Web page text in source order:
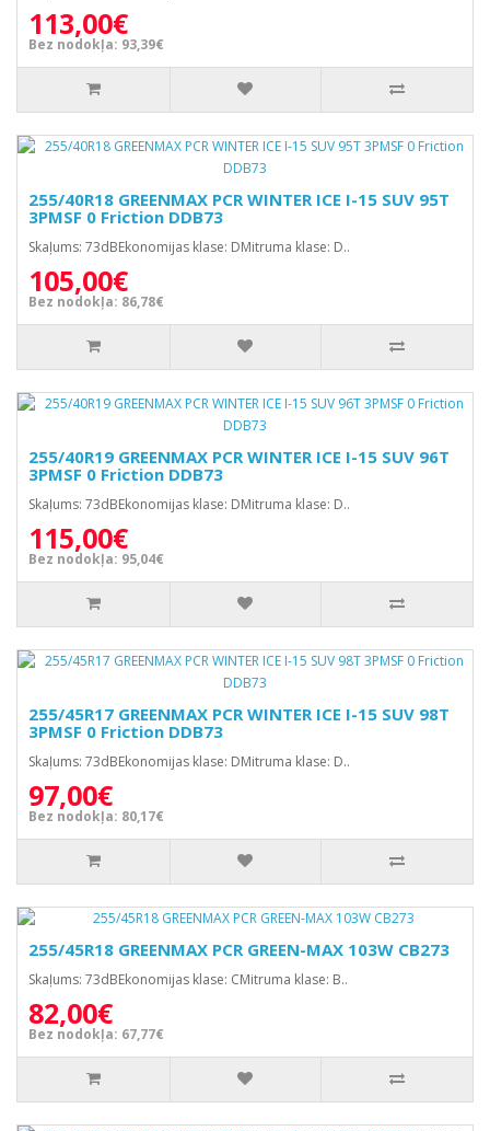
113,00€
Bez nodokļa: 93,39€
255/40R18 GREENMAX PCR WINTER ICE I-15 SUV 95T
3PMSF 0 Friction DDB73
Skaļums: 73dBEkonomijas klase: DMitruma klase: D..
105,00€
Bez nodokļa: 86,78€
255/40R19 GREENMAX PCR WINTER ICE I-15 SUV 96T
3PMSF 0 Friction DDB73
Skaļums: 73dBEkonomijas klase: DMitruma klase: D..
115,00€
Bez nodokļa: 95,04€
255/45R17 GREENMAX PCR WINTER ICE I-15 SUV 98T
3PMSF 0 Friction DDB73
Skaļums: 73dBEkonomijas klase: DMitruma klase: D..
97,00€
Bez nodokļa: 80,17€
255/45R18 GREENMAX PCR GREEN-MAX 103W CB273
Skaļums: 73dBEkonomijas klase: CMitruma klase: B..
82,00€
Bez nodokļa: 67,77€